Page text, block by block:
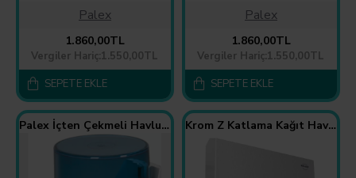
Palex
1.860,00TL
Vergiler Hariç:1.550,00TL
SEPETE EKLE
Palex
1.860,00TL
Vergiler Hariç:1.550,00TL
SEPETE EKLE
Palex İçten Çekmeli Havlu Aparatı Krom Z Katlama Kağıt Havlu Dispenseri 400’lü